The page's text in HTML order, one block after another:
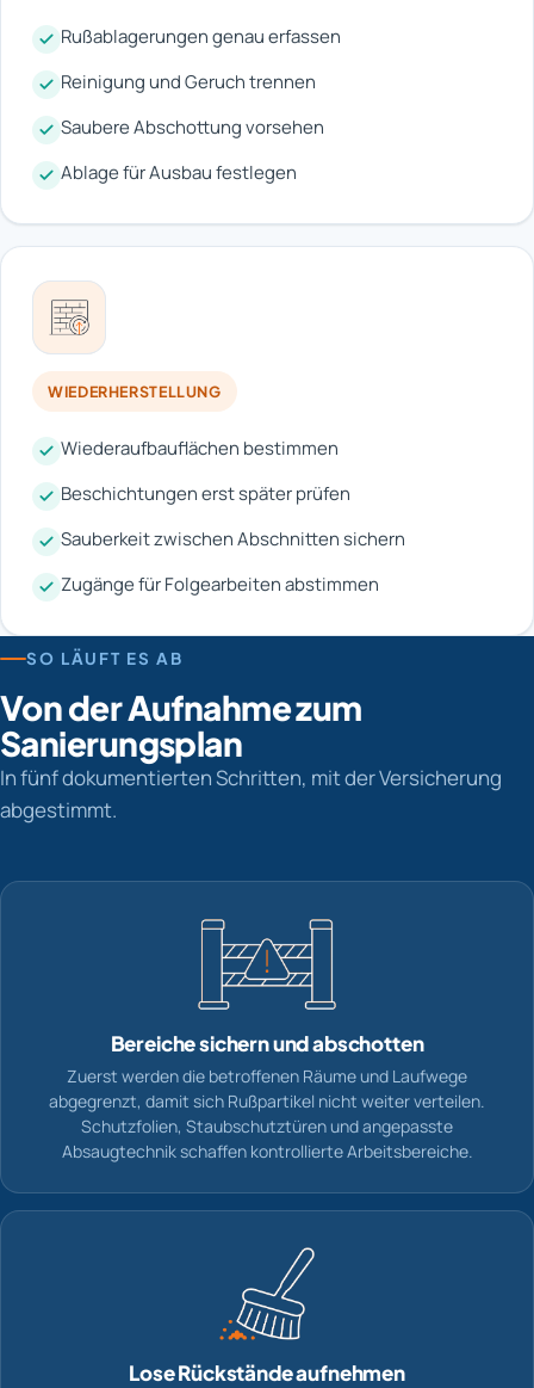
Rußablagerungen genau erfassen
Reinigung und Geruch trennen
Saubere Abschottung vorsehen
Ablage für Ausbau festlegen
WIEDERHERSTELLUNG
Wiederaufbauflächen bestimmen
Beschichtungen erst später prüfen
Sauberkeit zwischen Abschnitten sichern
Zugänge für Folgearbeiten abstimmen
SO LÄUFT ES AB
Von der Aufnahme zum
Sanierungsplan
In fünf dokumentierten Schritten, mit der Versicherung
abgestimmt.
Bereiche sichern und abschotten
Zuerst werden die betroffenen Räume und Laufwege
abgegrenzt, damit sich Rußpartikel nicht weiter verteilen.
Schutzfolien, Staubschutztüren und angepasste
Absaugtechnik schaffen kontrollierte Arbeitsbereiche.
Lose Rückstände aufnehmen